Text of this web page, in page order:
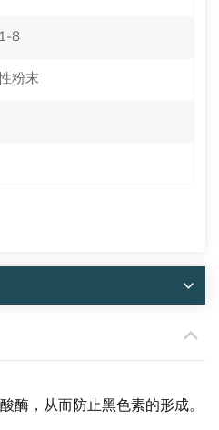
8
粉末
酶，从而防止黑色素的形成。